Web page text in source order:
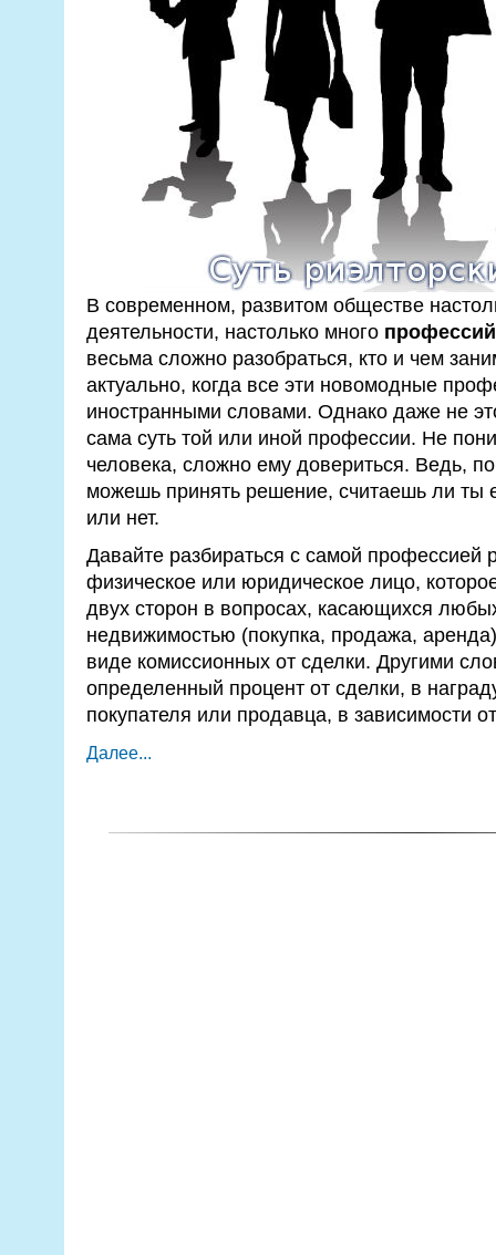
В современном, развитом обществе
деятельности, настолько много
весьма сложно разобраться, кто и чем
актуально, когда все эти новомодные
иностранными словами. Однако даже не
сама суть той или иной профессии. Не
человека, сложно ему довериться. Ведь,
можешь принять решение, считаешь ли ты
или нет.
Давайте разбираться с самой профессией
физическое или юридическое лицо,
двух сторон в вопросах, касающихся
недвижимостью (покупка, продажа,
виде комиссионных от сделки. Другими
определенный процент от сделки, в
покупателя или продавца, в зависимости
Далее...